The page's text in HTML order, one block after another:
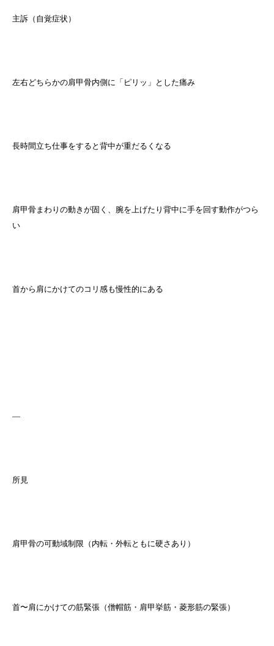
主訴（自覚症状）
左右どちらかの肩甲骨内側に「ピリッ」とした痛み
長時間立ち仕事をすると背中が重だるくなる
肩甲骨まわりの動きが固く、腕を上げたり背中に手を回す動作がつら
い
首から肩にかけてのコリ感も慢性的にある
—
所見
肩甲骨の可動域制限（内転・外転ともに硬さあり）
首〜肩にかけての筋緊張（僧帽筋・肩甲挙筋・菱形筋の緊張）